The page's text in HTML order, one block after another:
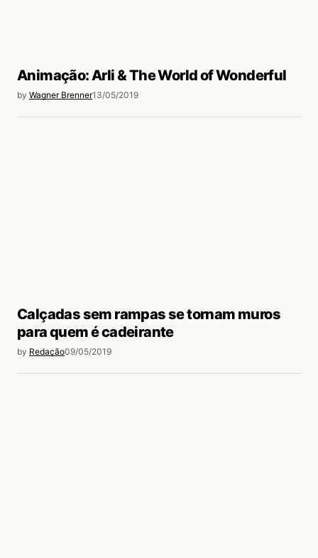
Animação: Arli & The World of Wonderful
by Wagner Brenner13/05/2019
Calçadas sem rampas se tornam muros
para quem é cadeirante
by Redação09/05/2019